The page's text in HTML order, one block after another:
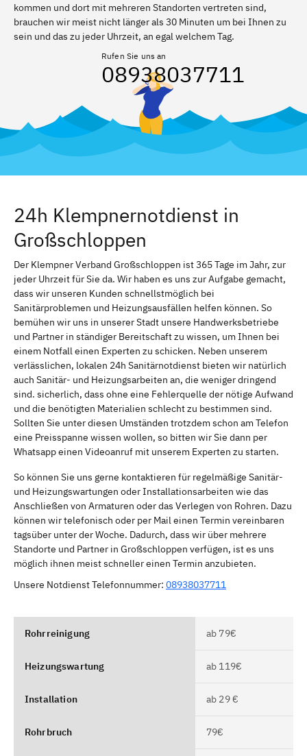
kommen und dort mit mehreren Standorten vertreten sind,
brauchen wir meist nicht länger als 30 Minuten um bei Ihnen zu
sein und das zu jeder Uhrzeit, an egal welchem Tag.
Rufen Sie uns an
08938037711
24h Klempnernotdienst in
Großschloppen
Der Klempner Verband Großschloppen ist 365 Tage im Jahr, zur
jeder Uhrzeit für Sie da. Wir haben es uns zur Aufgabe gemacht,
dass wir unseren Kunden schnellstmöglich bei
Sanitärproblemen und Heizungsausfällen helfen können. So
bemühen wir uns in unserer Stadt unsere Handwerksbetriebe
und Partner in ständiger Bereitschaft zu wissen, um Ihnen bei
einem Notfall einen Experten zu schicken. Neben unserem
verlässlichen, lokalen 24h Sanitärnotdienst bieten wir natürlich
auch Sanitär- und Heizungsarbeiten an, die weniger dringend
sind. sicherlich, dass ohne eine Fehlerquelle der nötige Aufwand
und die benötigten Materialien schlecht zu bestimmen sind.
Sollten Sie unter diesen Umständen trotzdem schon am Telefon
eine Preisspanne wissen wollen, so bitten wir Sie dann per
Whatsapp einen Videoanruf mit unserem Experten zu starten.
So können Sie uns gerne kontaktieren für regelmäßige Sanitär-
und Heizungswartungen oder Installationsarbeiten wie das
Anschließen von Armaturen oder das Verlegen von Rohren. Dazu
können wir telefonisch oder per Mail einen Termin vereinbaren
tagsüber unter der Woche. Dadurch, dass wir über mehrere
Standorte und Partner in Großschloppen verfügen, ist es uns
möglich ihnen meist schneller einen Termin anzubieten.
Unsere Notdienst Telefonnummer: 08938037711
Rohrreinigung ab 79€
Heizungswartung ab 119€
Installation ab 29 €
Rohrbruch 79€